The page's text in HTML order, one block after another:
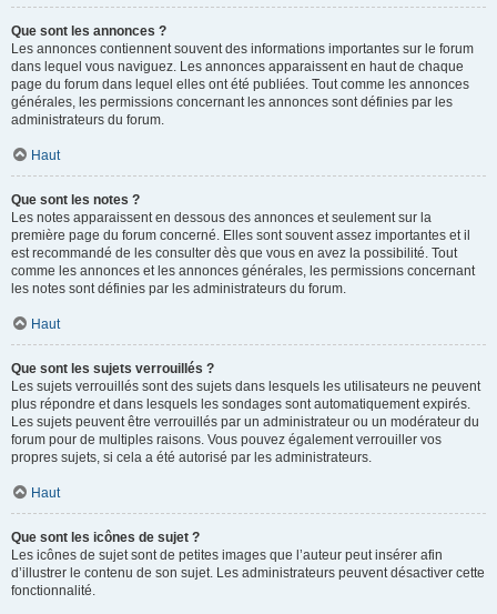
Que sont les annonces ?
Les annonces contiennent souvent des informations importantes sur le forum
dans lequel vous naviguez. Les annonces apparaissent en haut de chaque
page du forum dans lequel elles ont été publiées. Tout comme les annonces
générales, les permissions concernant les annonces sont définies par les
administrateurs du forum.
Haut
Que sont les notes ?
Les notes apparaissent en dessous des annonces et seulement sur la
première page du forum concerné. Elles sont souvent assez importantes et il
est recommandé de les consulter dès que vous en avez la possibilité. Tout
comme les annonces et les annonces générales, les permissions concernant
les notes sont définies par les administrateurs du forum.
Haut
Que sont les sujets verrouillés ?
Les sujets verrouillés sont des sujets dans lesquels les utilisateurs ne peuvent
plus répondre et dans lesquels les sondages sont automatiquement expirés.
Les sujets peuvent être verrouillés par un administrateur ou un modérateur du
forum pour de multiples raisons. Vous pouvez également verrouiller vos
propres sujets, si cela a été autorisé par les administrateurs.
Haut
Que sont les icônes de sujet ?
Les icônes de sujet sont de petites images que l’auteur peut insérer afin
d’illustrer le contenu de son sujet. Les administrateurs peuvent désactiver cette
fonctionnalité.